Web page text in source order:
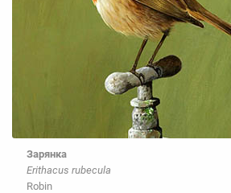
Зарянка
Erithacus rubecula
Robin